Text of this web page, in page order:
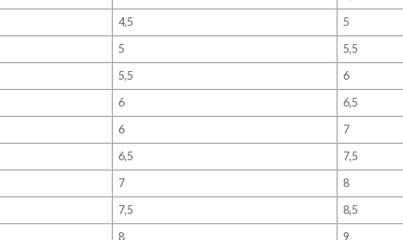
4,5
5
5
5,5
5,5
6
6
6,5
6
7
6,5
7,5
7
8
7,5
8,5
8
9